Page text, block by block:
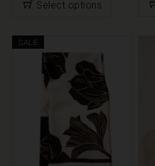
Select options
SALE